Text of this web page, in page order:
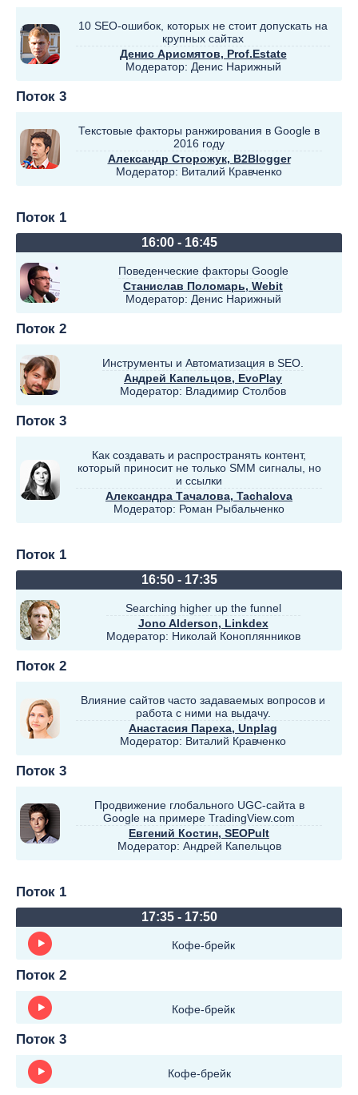
10 SEO-ошибок, которых не стоит допускать на
крупных сайтах
Денис Арисмятов, Prof.Estate
Модератор: Денис Нарижный
Поток 3
Текстовые факторы ранжирования в Google в
2016 году
Александр Сторожук, B2Blogger
Модератор: Виталий Кравченко
Поток 1
16:00 - 16:45
Поведенческие факторы Google
Станислав Поломарь, Webit
Модератор: Денис Нарижный
Поток 2
Инструменты и Автоматизация в SEO.
Андрей Капельцов, EvoPlay
Модератор: Владимир Столбов
Поток 3
Как создавать и распространять контент,
который приносит не только SMM сигналы, но
и ссылки
Александра Тачалова, Tachalova
Модератор: Роман Рыбальченко
Поток 1
16:50 - 17:35
Searching higher up the funnel
Jono Alderson, Linkdex
Модератор: Николай Коноплянников
Поток 2
Влияние сайтов часто задаваемых вопросов и
работа с ними на выдачу.
Анастасия Пареха, Unplag
Модератор: Виталий Кравченко
Поток 3
Продвижение глобального UGC-сайта в
Google на примере TradingView.com
Евгений Костин, SEOPult
Модератор: Андрей Капельцов
Поток 1
17:35 - 17:50
Кофе-брейк
Поток 2
Кофе-брейк
Поток 3
Кофе-брейк